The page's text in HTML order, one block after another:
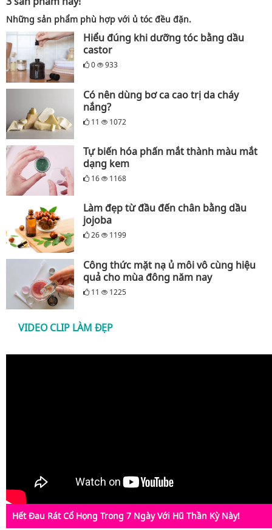
Những sản phẩm phù hợp với ủ tóc đều đặn.
Hiểu đúng khi dưỡng tóc bằng dầu
castor
0 933
Có nên dùng bơ ca cao trị da cháy
nắng?
11 1072
Tự biến hóa phấn mắt thành màu mắt
dạng kem
16 1168
Làm đẹp từ đầu đến chân bằng dầu
jojoba
26 1199
Công thức mặt nạ ủ môi vô cùng hiệu
quả cho mùa đông năm nay
11 1225
VIDEO CLIP LÀM ĐẸP
Hết Đau Rát Cổ Họng Trong 7 Ngày Với Hũ Thần Kỳ Này!